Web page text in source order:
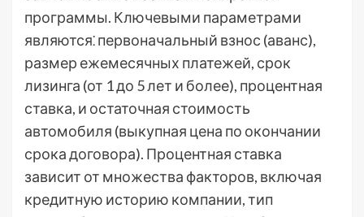
программы. Ключевыми параметрами
являются⁚ первоначальный взнос (аванс),
размер ежемесячных платежей, срок
лизинга (от 1 до 5 лет и более), процентная
ставка, и остаточная стоимость
автомобиля (выкупная цена по окончании
срока договора). Процентная ставка
зависит от множества факторов, включая
кредитную историю компании, тип